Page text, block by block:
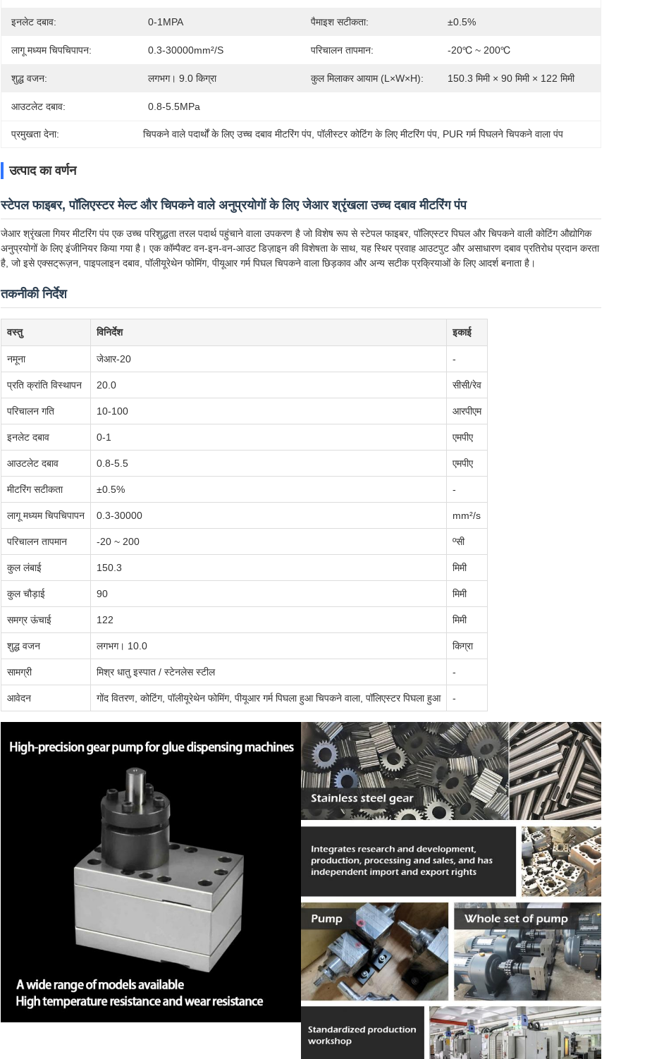
इनलेट दबाव: 0-1MPA पैमाइश सटीकता: ±0.5%
लागू मध्यम चिपचिपापन: 0.3-30000mm²/S परिचालन तापमान: -20℃ ~ 200℃
शुद्ध वजन: लगभग। 9.0 किग्रा कुल मिलाकर आयाम (L×W×H): 150.3 मिमी × 90 मिमी × 122 मिमी
आउटलेट दबाव: 0.8-5.5MPa
प्रमुखता देना: चिपकने वाले पदार्थों के लिए उच्च दबाव मीटरिंग पंप , पॉलीस्टर कोटिंग के लिए मीटरिंग पंप PUR गर्म पिघलने चिपकने वाला पंप
उत्पाद का वर्णन
स्टेपल फाइबर, पॉलिएस्टर मेल्ट और चिपकने वाले अनुप्रयोगों के लिए जेआर श्रृंखला उच्च दबाव मीटरिंग पंप
जेआर श्रृंखला गियर मीटरिंग पंप एक उच्च परिशुद्धता तरल पदार्थ पहुंचाने वाला उपकरण है जो विशेष रूप से स्टेपल फाइबर, पॉलिएस्टर पिघल और चिपकने वाली कोटिंग औद्योगिक
अनुप्रयोगों के लिए इंजीनियर किया गया है। एक कॉम्पैक्ट वन-इन-वन-आउट डिज़ाइन की विशेषता के साथ, यह स्थिर प्रवाह आउटपुट और असाधारण दबाव प्रतिरोध प्रदान करता
है, जो इसे एक्सट्रूज़न, पाइपलाइन दबाव, पॉलीयूरेथेन फोमिंग, पीयूआर गर्म पिघल चिपकने वाला छिड़काव और अन्य सटीक प्रक्रियाओं के लिए आदर्श बनाता है।
तकनीकी निर्देश
वस्तु विनिर्देश इकाई
नमूना जेआर-20 -
प्रति क्रांति विस्थापन 20.0 सीसी/रेव
परिचालन गति 10-100 आरपीएम
इनलेट दबाव 0-1 एमपीए
आउटलेट दबाव 0.8-5.5 एमपीए
मीटरिंग सटीकता ±0.5% -
लागू मध्यम चिपचिपापन 0.3-30000 mm²/s
परिचालन तापमान -20 ~ 200 ºसी
कुल लंबाई 150.3 मिमी
कुल चौड़ाई 90 मिमी
समग्र ऊंचाई 122 मिमी
शुद्ध वजन लगभग। 10.0 किग्रा
सामग्री मिश्र धातु इस्पात / स्टेनलेस स्टील -
आवेदन गोंद वितरण, कोटिंग, पॉलीयूरेथेन फोमिंग, पीयूआर गर्म पिघला हुआ चिपकने वाला, पॉलिएस्टर पिघला हुआ -